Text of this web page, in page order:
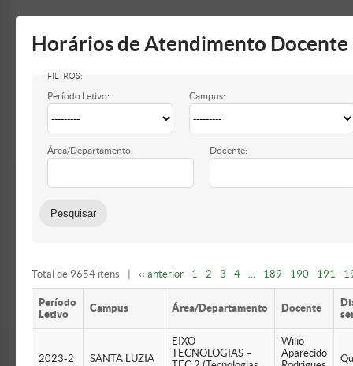
barra
Horários de Atendimento Docente
Período Letivo: Campus:
Área/Departamento: Docente:
Total de 9654 itens ‹‹ anterior 1 2 3 4 ... 189 190 191
Período
Letivo
Campus Área/Departamento Docente
2023-2 SANTA LUZIA
EIXO
TECNOLOGIAS –
Wilio
Aparecido